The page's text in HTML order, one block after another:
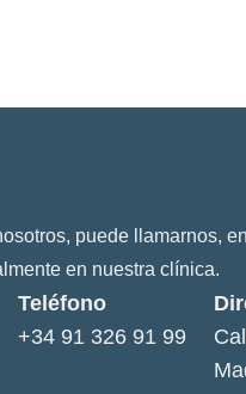
puede llamarnos,
en nuestra clínica.
Teléfono
+34 91 326 91 99